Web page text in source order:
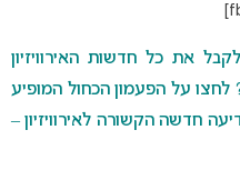
את כל חדשות האירוויזיון
לחצו על הפעמון הכחול המופיע
חדשה הקשורה לאירוויזיון –